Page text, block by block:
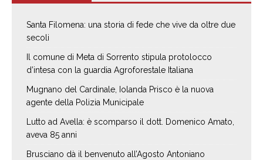
Santa Filomena: una storia di fede che vive da oltre due
secoli
Il comune di Meta di Sorrento stipula protolocco
d’intesa con la guardia Agroforestale Italiana
Mugnano del Cardinale, Iolanda Prisco è la nuova
agente della Polizia Municipale
Lutto ad Avella: è scomparso il dott. Domenico Amato,
aveva 85 anni
Brusciano dà il benvenuto all’Agosto Antoniano